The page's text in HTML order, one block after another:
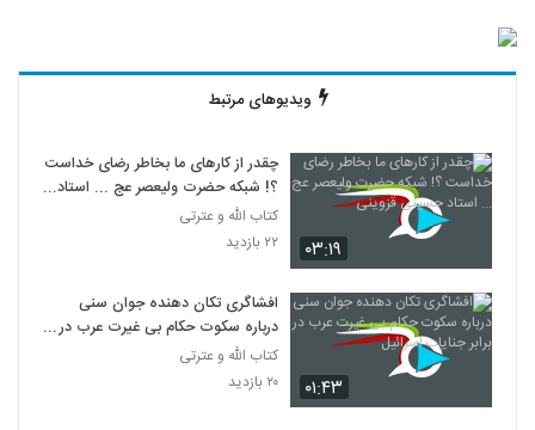
ویدیوهای مرتبط
۰۳:۱۹
چقدر از کارهای ما بخاطر رضای خداست
؟! شبکه حضرت ولیعصر عج ... استاد
حسینی قزوینی
کتاب الله و عترتی
۲۲ بازدید
۰۱:۴۳
افشاگری تکان دهنده جوان سنی
درباره سکوت حکام بی غیرت عرب در
برابر جنایات اسرائیل
کتاب الله و عترتی
۲۰ بازدید